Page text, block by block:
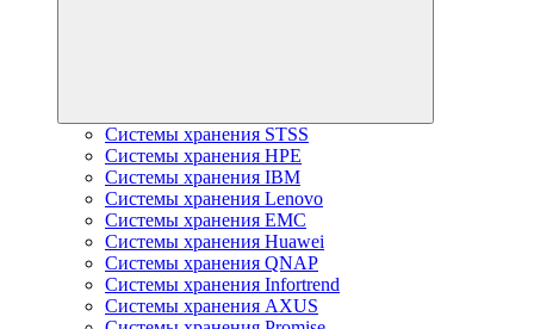
Системы хранения STSS
Системы хранения HPE
Системы хранения IBM
Системы хранения Lenovo
Системы хранения EMC
Системы хранения Huawei
Системы хранения QNAP
Системы хранения Infortrend
Системы хранения AXUS